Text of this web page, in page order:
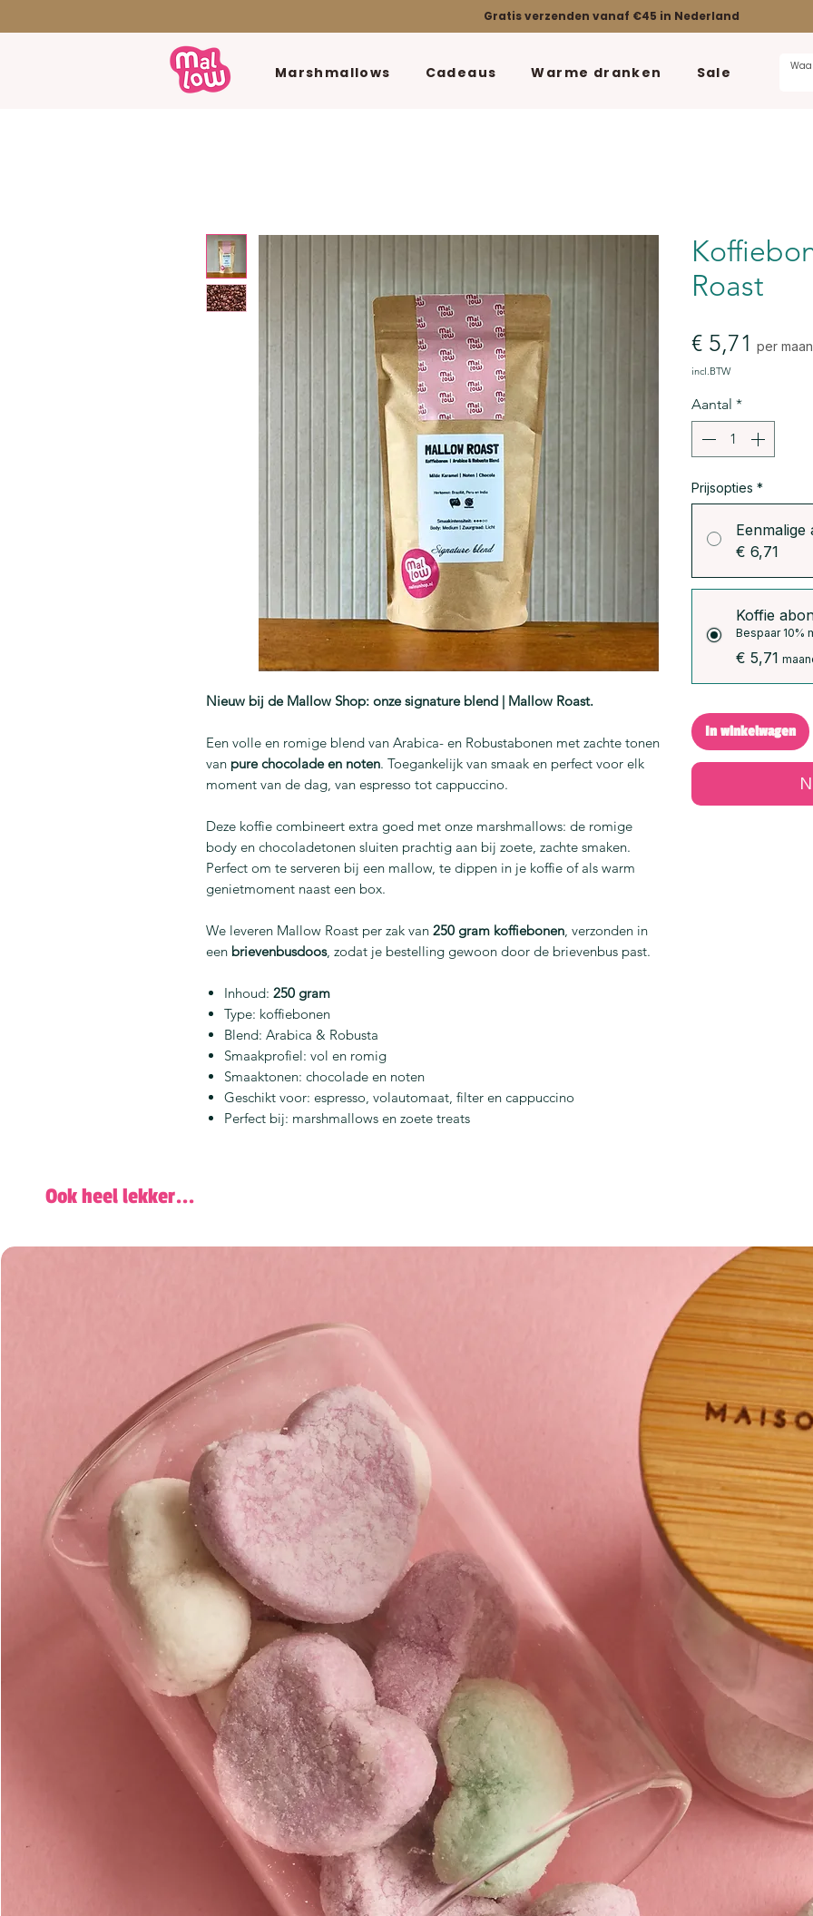
Gratis verzenden vanaf €45 in Nederland
Marshmallows Cadeaus Warme dranken Sale
Nieuw bij de Mallow Shop: onze signature blend | Mallow Roast.
Een volle en romige blend van Arabica- en Robustabonen met zachte tonen
van pure chocolade en noten. Toegankelijk van smaak en perfect voor elk
moment van de dag, van espresso tot cappuccino.
Deze koffie combineert extra goed met onze marshmallows: de romige
body en chocoladetonen sluiten prachtig aan bij zoete, zachte smaken.
Perfect om te serveren bij een mallow, te dippen in je koffie of als warm
genietmoment naast een box.
We leveren Mallow Roast per zak van 250 gram koffiebonen, verzonden in
een brievenbusdoos, zodat je bestelling gewoon door de brievenbus past.
Inhoud: 250 gram
Type: koffiebonen
Blend: Arabica & Robusta
Smaakprofiel: vol en romig
Smaaktonen: chocolade en noten
Geschikt voor: espresso, volautomaat, filter en cappuccino
Perfect bij: marshmallows en zoete treats
Roast
€ 5,71 Prijs
per
incl.BTW
Aantal *
Prijsopties *
Eenmalige
€ 6,71
Koffie
Bespaar 10%
€ 5,71
In winkelwagen
Ook heel lekker...